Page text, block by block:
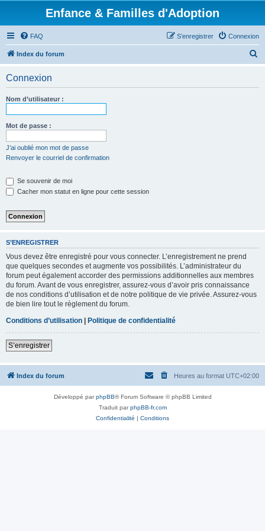
Enfance & Familles d'Adoption
FAQ Connexion
S’enregistrer
Index du forum
Connexion
Nom d’utilisateur :
Mot de passe :
J’ai oublié mon mot de passe
Renvoyer le courriel de confirmation
Se souvenir de moi
Cacher mon statut en ligne pour cette session
S’ENREGISTRER
Vous devez être enregistré pour vous connecter. L’enregistrement ne prend
que quelques secondes et augmente vos possibilités. L’administrateur du
forum peut également accorder des permissions additionnelles aux membres
du forum. Avant de vous enregistrer, assurez-vous d’avoir pris connaissance
de nos conditions d’utilisation et de notre politique de vie privée. Assurez-vous
de bien lire tout le règlement du forum.
Conditions d’utilisation | Politique de confidentialité
S’enregistrer
Index du forum Heures au format UTC+02:00
Développé parphpBB® Forum Software © phpBB Limited
Traduit parphpBB-fr.com
Confidentialité | Conditions